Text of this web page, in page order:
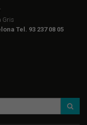
Gris
Tel. 93 237 08 05